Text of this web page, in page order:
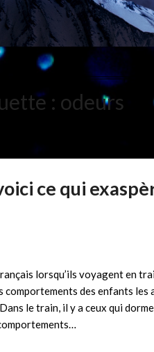
: odeurs
ce qui
lorsqu’ils voyagent en
des enfants les
le train, il y a ceux qui